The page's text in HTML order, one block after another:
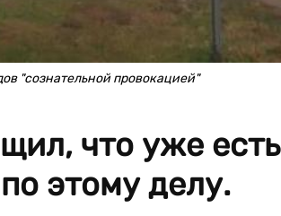
"сознательной провокацией"
что уже есть
этому делу.